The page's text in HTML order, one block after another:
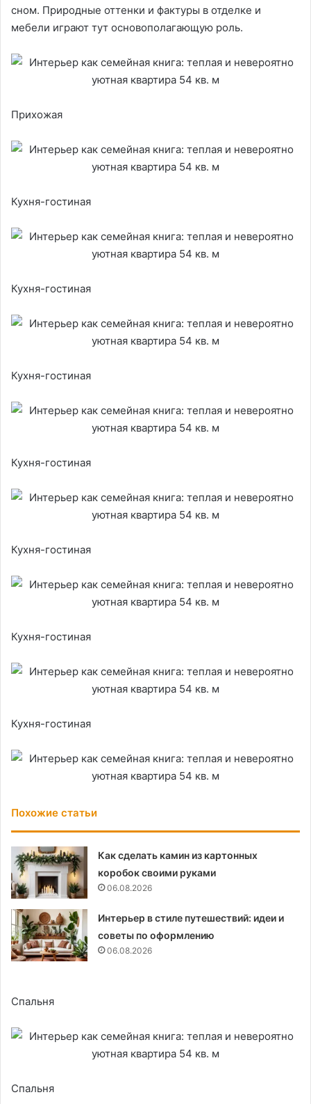
сном. Природные оттенки и фактуры в отделке и
мебели играют тут основополагающую роль.
Прихожая
Кухня-гостиная
Кухня-гостиная
Кухня-гостиная
Кухня-гостиная
Кухня-гостиная
Кухня-гостиная
Кухня-гостиная
Похожие статьи
Как сделать камин из картонных
коробок своими руками
06.08.2026
Интерьер в стиле путешествий: идеи и
советы по оформлению
06.08.2026
Спальня
Спальня